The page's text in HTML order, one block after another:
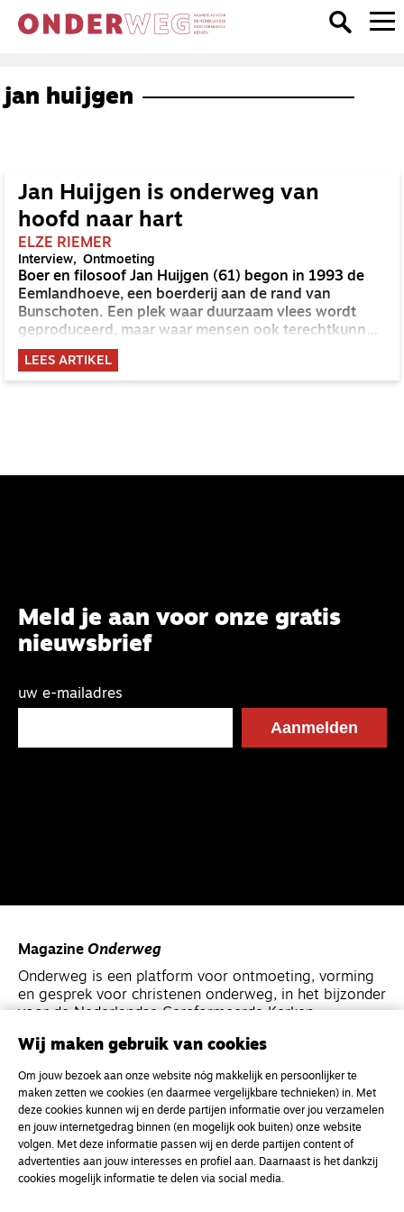
jan huijgen
Jan Huijgen is onderweg van
hoofd naar hart
ELZE RIEMER
Interview Ontmoeting
Boer en filosoof Jan Huijgen (61) begon in 1993 de
Eemlandhoeve, een boerderij aan de rand van
Bunschoten. Een plek waar duurzaam vlees wordt
geproduceerd, maar waar mensen ook terechtkunnen
voor inspiratie en ontmoeting. Huijgen zit vol plannen
en ideeën. Ergens bovenaan staat het idee van een
kapelletje, waar ‘de ziel tot rust en vrede mag komen,
LEES ARTIKEL
Meld je aan voor onze gratis
nieuwsbrief
uw e-mailadres
Magazine Onderweg
Onderweg is een platform voor ontmoeting, vorming
en gesprek voor christenen onderweg, in het bijzonder
voor de Nederlandse Gereformeerde Kerken.
Kvk-nummer 33277063
NL46 INGB 0117 5827 86
info@onderwegonline.nl
Wij maken gebruik van cookies
Om jouw bezoek aan onze website nóg makkelijk en persoonlijker te
maken zetten we cookies (en daarmee vergelijkbare technieken) in. Met
deze cookies kunnen wij en derde partijen informatie over jou verzamelen
en jouw internetgedrag binnen (en mogelijk ook buiten) onze website
volgen. Met deze informatie passen wij en derde partijen content of
advertenties aan jouw interesses en profiel aan. Daarnaast is het dankzij
cookies mogelijk informatie te delen via social media.